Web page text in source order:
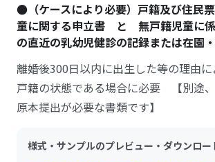
●（ケースにより必要）戸籍及び住民
童に関する申立書 と 無戸籍児童に
の直近の乳幼児健診の記録または在園
離婚後300日以内に出生した等の理由
戸籍の状態である場合に必要 【別途
原本提出が必要な書類です】
様式・サンプルのプレビュー・ダウンロー